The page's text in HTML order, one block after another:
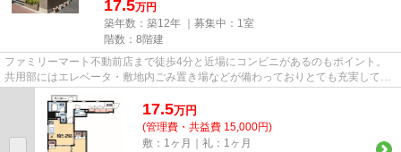
17.5万円
築年数：築12年 ｜募集中： 1室
階数：8階建
ファミリーマート不動前店まで徒歩4分と近場にコンビニがあるのもポイント。
共用部にはエレベータ・敷地内ごみ置き場などが備わっておりとても充実してい
ます。三友社 武蔵小山店への...
17.5万円
(管理費・共益費 15,000円)
敷：1ヶ月｜礼：1ヶ月